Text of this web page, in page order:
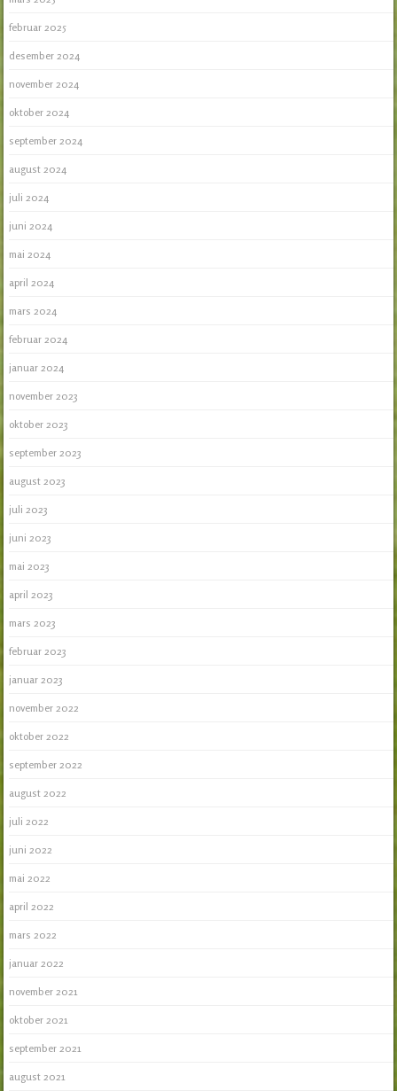
februar 2025
desember 2024
november 2024
oktober 2024
september 2024
august 2024
juli 2024
juni 2024
mai 2024
april 2024
mars 2024
februar 2024
januar 2024
november 2023
oktober 2023
september 2023
august 2023
juli 2023
juni 2023
mai 2023
april 2023
mars 2023
februar 2023
januar 2023
november 2022
oktober 2022
september 2022
august 2022
juli 2022
juni 2022
mai 2022
april 2022
mars 2022
januar 2022
november 2021
oktober 2021
september 2021
august 2021